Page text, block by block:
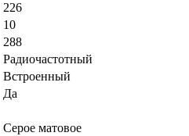
226
10
288
Радиочастотный
Встроенный
Да
Серое матовое